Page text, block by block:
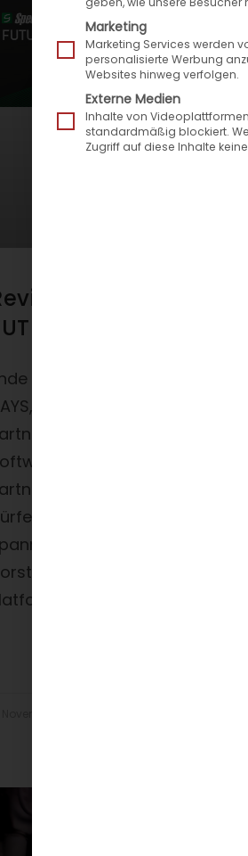
Speed4Trade
DAYS
Oktober fanden die FUTURE
das Speed4Trade-
statt. Das
freute sich, rund 50
begrüßen zu
Die Teilnehmer erwarteten
Neuigkeiten und die
der neuen „Open
Strategy“.
Marketing
Marketing Services werden
personalisierte Werbung
Websites hinweg verfolgen.
Externe Medien
Inhalte von
standardmäßig blockiert.
Zugriff auf diese Inhalte